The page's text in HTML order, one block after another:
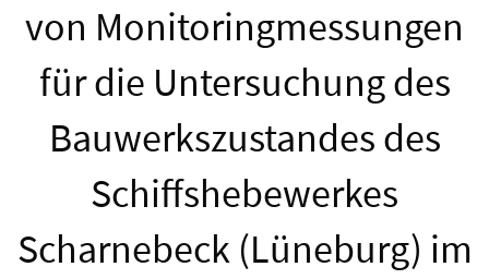
von Monitoringmessungen
für die Untersuchung des
Bauwerkszustandes des
Schiffshebewerkes
Scharnebeck (Lüneburg) im